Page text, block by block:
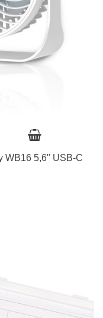
WB16 5,6" USB-C